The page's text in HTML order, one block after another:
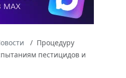
Процедуру
пестицидов и